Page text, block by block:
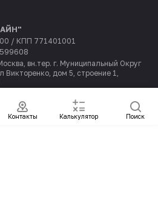
Контакты Калькулятор Поиск
/ КПП 771401001
вн.тер. г. Муниципальный Округ
Викторенко, дом 5, строение 1,